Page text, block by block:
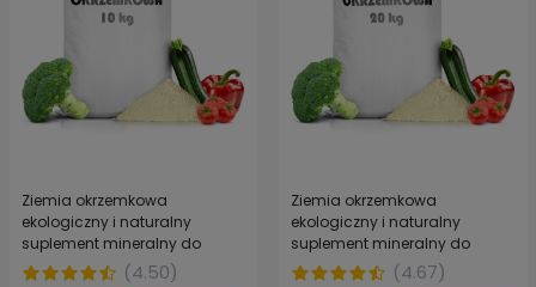
Ziemia okrzemkowa
ekologiczny i naturalny
suplement mineralny do
ogrodu 10 kg
(4.50)
Ziemia okrzemkowa
ekologiczny i naturalny
suplement mineralny do
ogrodu 20 kg
(4.67)